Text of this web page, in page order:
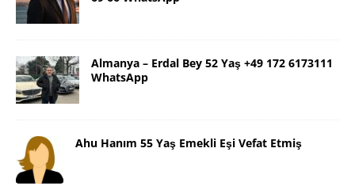
Almanya – Erdal Bey 52 Yaş +49 172 6173111
WhatsApp
Ahu Hanım 55 Yaş Emekli Eşi Vefat Etmiş